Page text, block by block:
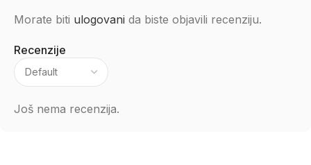
Recenzije
Još nema recenzija.
Morate biti ulogovani da biste objavili recenziju.